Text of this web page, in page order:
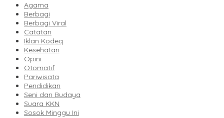
Agama
Berbagi
Berbagi Viral
Catatan
Iklan Kodeq
Kesehatan
Opini
Otomatif
Pariwisata
Pendidikan
Seni dan Budaya
Suara KKN
Sosok Minggu Ini